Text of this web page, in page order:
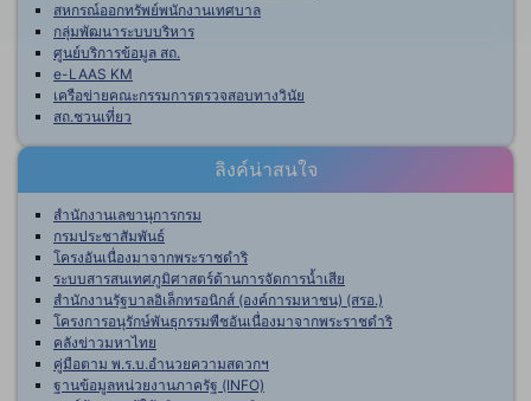
สหกรณ์ออกทรัพย์พนักงานเทศบาล
กลุ่มพัฒนาระบบบริหาร
ศูนย์บริการข้อมูล สถ.
e-LAAS KM
เครือข่ายคณะกรรมการตรวจสอบทางวินัย
สถ.ชวนเที่ยว
ลิงค์น่าสนใจ
สำนักงานเลขานุการกรม
กรมประชาสัมพันธ์
โครงอันเนื่องมาจากพระราชดำริ
ระบบสารสนเทศภูมิศาสตร์ด้านการจัดการน้ำเสีย
สำนักงานรัฐบาลอิเล็กทรอนิกส์ (องค์การมหาชน) (สรอ.)
โครงการอนุรักษ์พันธุกรรมพืชอันเนื่องมาจากพระราชดำริ
คลังข่าวมหาไทย
คู่มือตาม พ.ร.บ.อำนวยความสดวกฯ
ฐานข้อมูลหน่วยงานภาครัฐ (INFO)